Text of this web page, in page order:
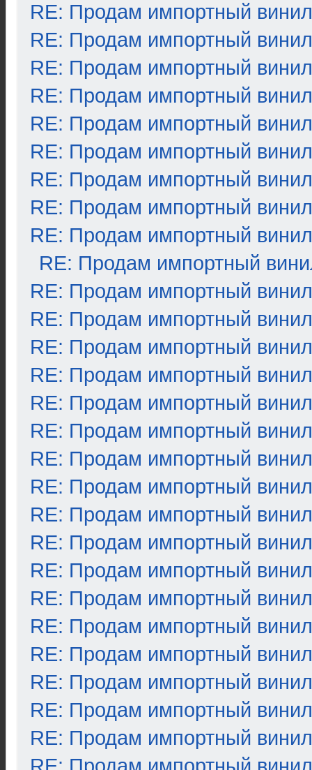
RE: Продам импортный винил
RE: Продам импортный винил
RE: Продам импортный винил
RE: Продам импортный винил
RE: Продам импортный винил
RE: Продам импортный винил
RE: Продам импортный винил
RE: Продам импортный винил
RE: Продам импортный винил
RE: Продам импортный
RE: Продам импортный винил
RE: Продам импортный винил
RE: Продам импортный винил
RE: Продам импортный винил
RE: Продам импортный винил
RE: Продам импортный винил
RE: Продам импортный винил
RE: Продам импортный винил
RE: Продам импортный винил
RE: Продам импортный винил
RE: Продам импортный винил
RE: Продам импортный винил
RE: Продам импортный винил
RE: Продам импортный винил
RE: Продам импортный винил
RE: Продам импортный винил
RE: Продам импортный винил